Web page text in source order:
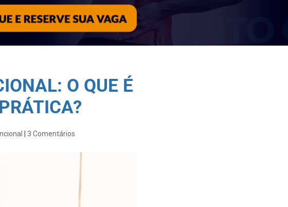
O QUE É
3 Comentários